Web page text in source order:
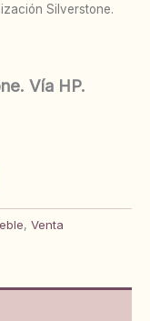
Silverstone.
Vía HP.
, Venta